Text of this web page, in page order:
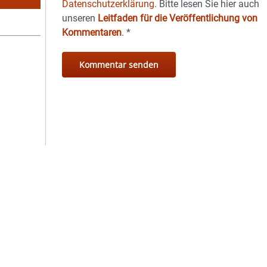
Datenschutzerklärung. Bitte lesen Sie hier auch
unseren Leitfaden für die Veröffentlichung von
Kommentaren.*